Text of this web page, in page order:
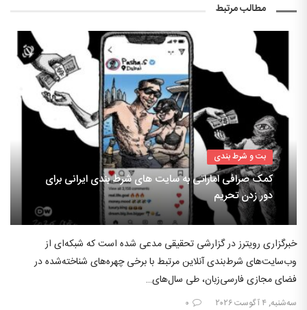
مطالب مرتبط
بت و شرط بندی
کمک صرافی اماراتی به سایت های شرط بندی ایرانی برای
دور زدن تحریم
خبرگزاری رویترز در گزارشی تحقیقی مدعی شده است که شبکه‌ای از
وب‌سایت‌های شرط‌بندی آنلاین مرتبط با برخی چهره‌های شناخته‌شده در
فضای مجازی فارسی‌زبان، طی سال‌های…
سه‌شنبه, ۴ آگوست ۲۰۲۶ ۰